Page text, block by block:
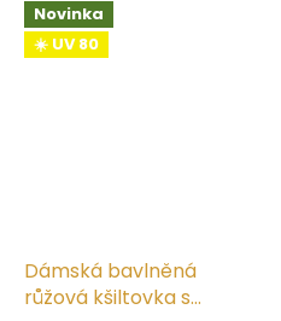
Novinka
☀️ UV 80
Dámská bavlněná
růžová kšiltovka s